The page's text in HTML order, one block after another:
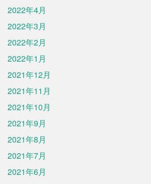
2022年4月
2022年3月
2022年2月
2022年1月
2021年12月
2021年11月
2021年10月
2021年9月
2021年8月
2021年7月
2021年6月